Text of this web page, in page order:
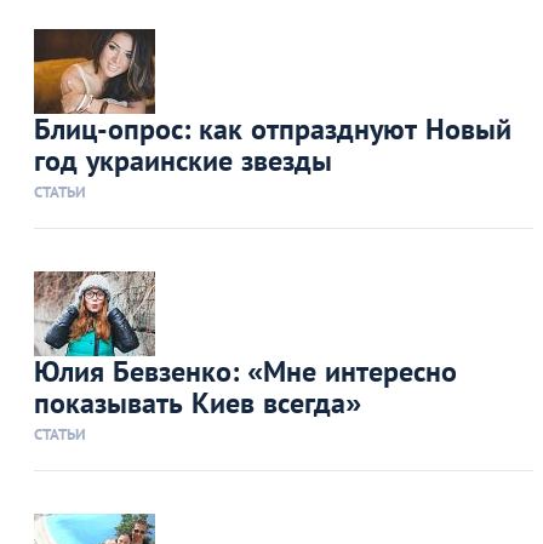
Блиц-опрос: как отпразднуют Новый
год украинские звезды
СТАТЬИ
Юлия Бевзенко: «Мне интересно
показывать Киев всегда»
СТАТЬИ